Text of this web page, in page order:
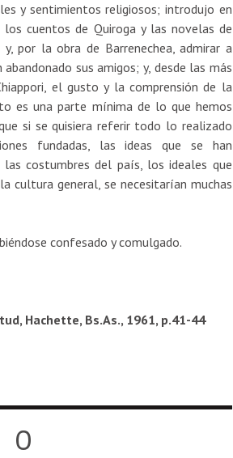
y sentimientos religiosos; introdujo en
los cuentos de Quiroga y las novelas de
por la obra de Barrenechea, admirar a
sus amigos; y, desde las más
el gusto y la comprensión de la
es una parte mínima de lo que hemos
si se quisiera referir todo lo realizado
fundadas, las ideas que se han
costumbres del país, los ideales que
cultura general, se necesitarían muchas
confesado y comulgado.
Hachette, Bs.As., 1961, p.41-44
0